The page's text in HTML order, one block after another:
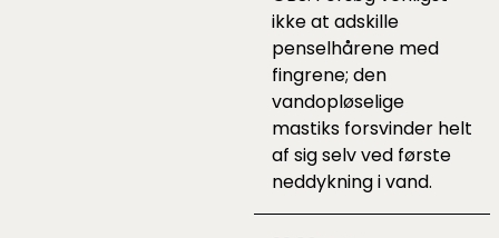
ikke at adskille
penselhårene med
fingrene; den
vandopløselige
mastiks forsvinder helt
af sig selv ved første
neddykning i vand.